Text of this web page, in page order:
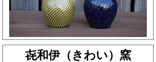
㐂和伊（きわい）窯